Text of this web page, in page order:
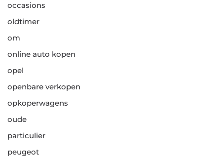
occasions
oldtimer
om
online auto kopen
opel
openbare verkopen
opkoperwagens
oude
particulier
peugeot